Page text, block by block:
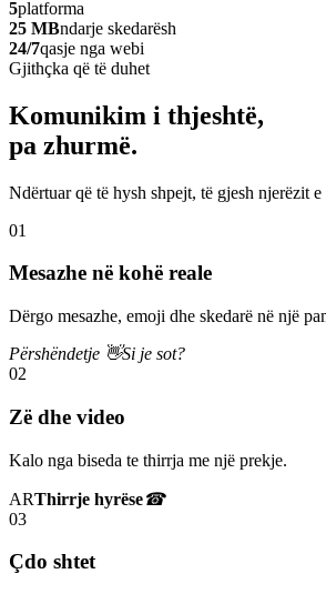
5platforma
25 MBndarje skedarësh
24/7qasje nga webi
Gjithçka që të duhet
Komunikim i thjeshtë,
pa zhurmë.
Ndërtuar që të hysh shpejt, të gjesh njerëzit
01
Mesazhe në kohë reale
Dërgo mesazhe, emoji dhe skedarë në një
Përshëndetje 👋Si je sot?
02
Zë dhe video
Kalo nga biseda te thirrja me një prekje.
ARThirrje hyrëse☎
03
Çdo shtet